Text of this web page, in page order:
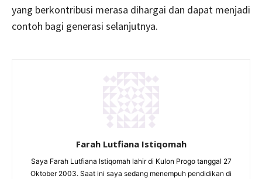
yang berkontribusi merasa dihargai dan dapat menjadi
contoh bagi generasi selanjutnya.
Farah Lutfiana Istiqomah
Saya Farah Lutfiana Istiqomah lahir di Kulon Progo tanggal 27
Oktober 2003. Saat ini saya sedang menempuh pendidikan di